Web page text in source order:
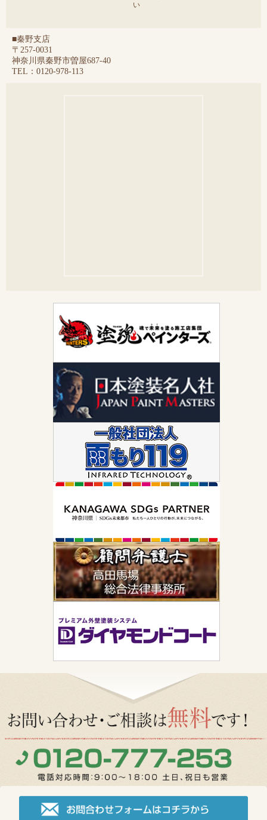
い
■秦野支店
〒257-0031
神奈川県秦野市曽屋687-40
TEL：0120-978-113